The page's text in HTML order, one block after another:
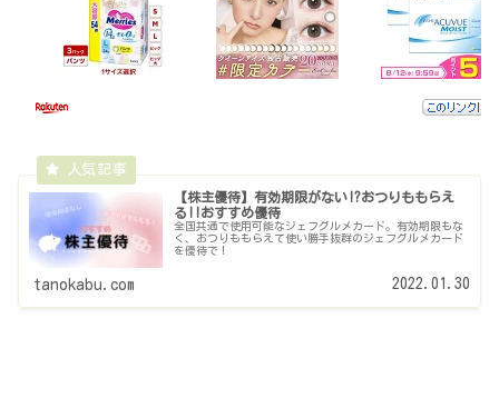
【株主優待】有効期限がない!?おつりももらえ
る!!おすすめ優待
全国共通で使用可能なジェフグルメカード。有効期限もな
く、おつりももらえて使い勝手抜群のジェフグルメカード
を優待で！
tanokabu.com 2022.01.30